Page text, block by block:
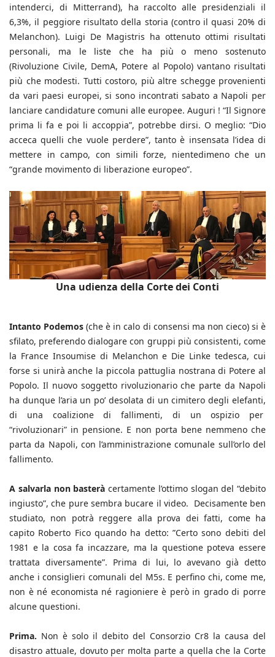
intenderci, di Mitterrand), ha raccolto alle presidenziali il
6,3%, il peggiore risultato della storia (contro il quasi 20% di
Melanchon). Luigi De Magistris ha ottenuto ottimi risultati
personali, ma le liste che ha più o meno sostenuto
(Rivoluzione Civile, DemA, Potere al Popolo) vantano risultati
più che modesti. Tutti costoro, più altre schegge provenienti
da vari paesi europei, si sono incontrati sabato a Napoli per
lanciare candidature comuni alle europee. Auguri ! “Il Signore
prima li fa e poi li accoppia”, potrebbe dirsi. O meglio: “Dio
acceca quelli che vuole perdere”, tanto è insensata l’idea di
mettere in campo, con simili forze, nientedimeno che un
“grande movimento di liberazione europeo”.
Una udienza della Corte dei Conti
Intanto Podemos(che è in calo di consensi ma non cieco) si è
sfilato, preferendo dialogare con gruppi più consistenti, come
la France Insoumise di Melanchon e Die Linke tedesca, cui
forse si unirà anche la piccola pattuglia nostrana di Potere al
Popolo. Il nuovo soggetto rivoluzionario che parte da Napoli
ha dunque l’aria un po’ desolata di un cimitero degli elefanti,
di una coalizione di fallimenti, di un ospizio per
“rivoluzionari” in pensione. E non porta bene nemmeno che
parta da Napoli, con l’amministrazione comunale sull’orlo del
fallimento.
A salvarla non basterà certamente l’ottimo slogan del “debito
ingiusto”, che pure sembra bucare il video. Decisamente ben
studiato, non potrà reggere alla prova dei fatti, come ha
capito Roberto Fico quando ha detto: ”Certo sono debiti del
1981 e la cosa fa incazzare, ma la questione poteva essere
trattata diversamente”. Prima di lui, lo avevano già detto
anche i consiglieri comunali del M5s. E perfino chi, come me,
non è né economista né ragioniere è però in grado di porre
alcune questioni.
Prima. Non è solo il debito del Consorzio Cr8 la causa del
disastro attuale, dovuto per molta parte a quella che la Corte